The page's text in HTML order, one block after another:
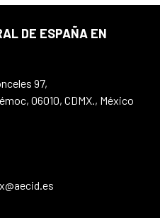
DE ESPAÑA EN
97,
06010, CDMX., México